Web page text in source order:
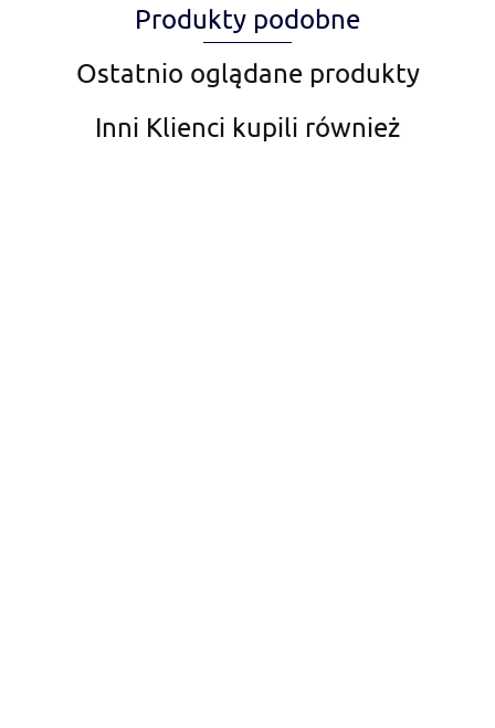
Amiplay
Produkty podobne
Ostatnio oglądane produkty
Inni Klienci kupili również